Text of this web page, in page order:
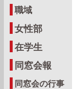
職域
女性部
在学生
同窓会報
同窓会の行事